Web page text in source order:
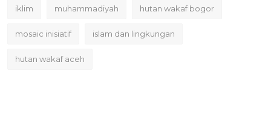
iklim muhammadiyah hutan wakaf bogor
mosaic inisiatif islam dan lingkungan
hutan wakaf aceh